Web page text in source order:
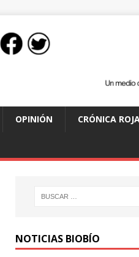
OPINIÓN CRÓNICA
NOTICIAS BIOBÍO